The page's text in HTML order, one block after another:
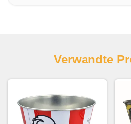
Verwandte